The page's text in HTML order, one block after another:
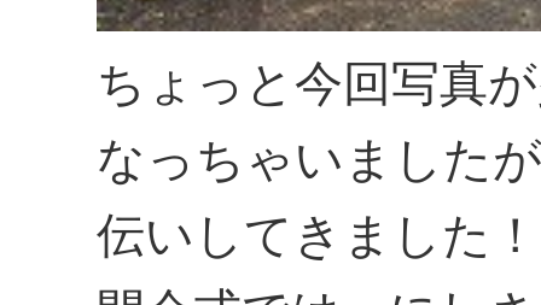
ちょっと今回写真
なっちゃいました
伝いしてきました！